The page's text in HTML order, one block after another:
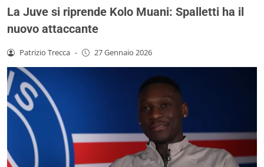
La Juve si riprende Kolo Muani: Spalletti ha il
nuovo attaccante
Patrizio Trecca - 27 Gennaio 2026